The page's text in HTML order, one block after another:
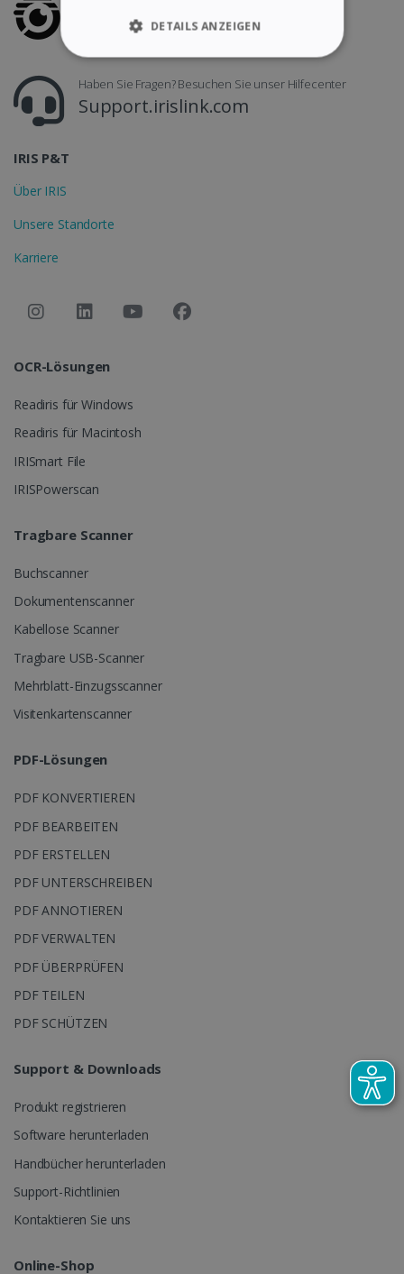
Haben Sie Fragen? Besuchen Sie unser Hilfecenter
Support.irislink.com
IRIS P&T
Über IRIS
Unsere Standorte
Karriere
OCR-Lösungen
Readiris für Windows
Readiris für Macintosh
IRISmart File
IRISPowerscan
Tragbare Scanner
Buchscanner
Dokumentenscanner
Kabellose Scanner
Tragbare USB-Scanner
Mehrblatt-Einzugsscanner
Visitenkartenscanner
PDF-Lösungen
PDF KONVERTIEREN
PDF BEARBEITEN
PDF ERSTELLEN
PDF UNTERSCHREIBEN
PDF ANNOTIEREN
PDF VERWALTEN
PDF ÜBERPRÜFEN
PDF TEILEN
PDF SCHÜTZEN
Support & Downloads
Produkt registrieren
Software herunterladen
Handbücher herunterladen
Support-Richtlinien
Kontaktieren Sie uns
Online-Shop
DETAILS ANZEIGEN
PERFORMANCE
Unbedingt erforderliche Cookies ermöglichen
Kontoverwaltung. Ohne die unbedingt
Name
CookieScriptConsent
LanguageID
ASP.NET_SessionId